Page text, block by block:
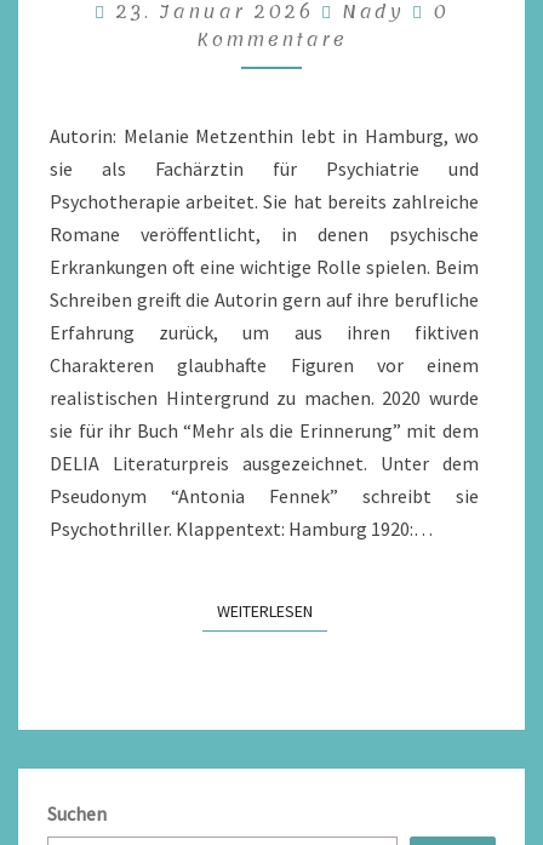
METZENTHIN
/
REZENSION
23. Januar 2026 Nady
0
Kommentare
Autorin: Melanie Metzenthin lebt in Hamburg, wo
sie als Fachärztin für Psychiatrie und
Psychotherapie arbeitet. Sie hat bereits zahlreiche
Romane veröffentlicht, in denen psychische
Erkrankungen oft eine wichtige Rolle spielen. Beim
Schreiben greift die Autorin gern auf ihre berufliche
Erfahrung zurück, um aus ihren fiktiven
Charakteren glaubhafte Figuren vor einem
realistischen Hintergrund zu machen. 2020 wurde
sie für ihr Buch “Mehr als die Erinnerung” mit dem
DELIA Literaturpreis ausgezeichnet. Unter dem
Pseudonym “Antonia Fennek” schreibt sie
Psychothriller. Klappentext: Hamburg 1920:…
WEITERLESENWEITERLESEN
Suchen